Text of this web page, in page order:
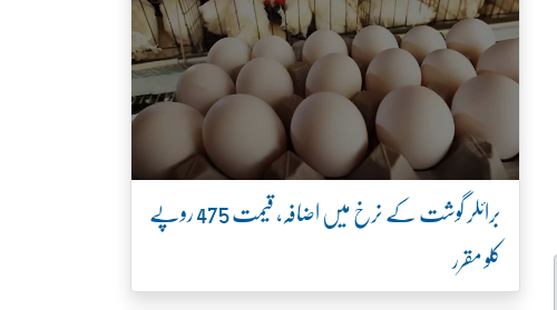
برائلر گوشت کے نرخ میں اضافہ، قیمت 475 روپے
کلو مقرر